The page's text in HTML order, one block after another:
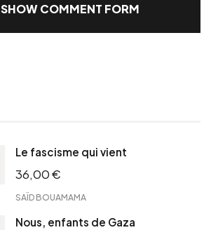
SHOW COMMENT FORM
Le fascisme qui vient
36,00€
SAÏD BOUAMAMA
Nous, enfants de Gaza